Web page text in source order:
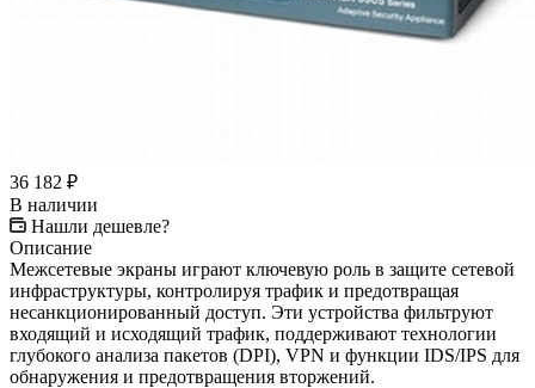
36 182 ₽
В наличии
Нашли дешевле?
Описание
Межсетевые экраны играют ключевую роль в защите сетевой
инфраструктуры, контролируя трафик и предотвращая
несанкционированный доступ. Эти устройства фильтруют
входящий и исходящий трафик, поддерживают технологии
глубокого анализа пакетов (DPI), VPN и функции IDS/IPS для
обнаружения и предотвращения вторжений.